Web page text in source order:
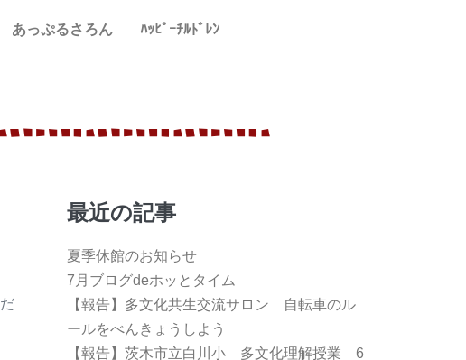
あっぷるさろん ﾊｯﾋﾟｰﾁﾙﾄﾞﾚﾝ
最近の記事
夏季休館のお知らせ
7月ブログdeホッとタイム
【報告】多文化共生交流サロン 自転車のル
ールをべんきょうしよう
【報告】茨木市立白川小 多文化理解授業 6